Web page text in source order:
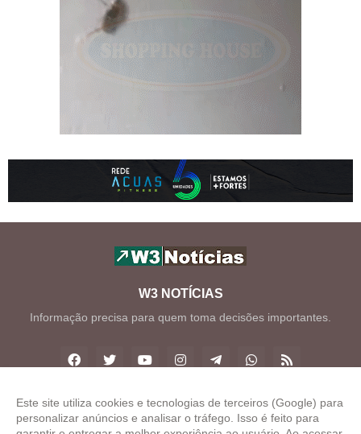
W3 NOTÍCIAS
Informação precisa para quem toma decisões importantes.
Copyright ©2026W3 Notícias
Este site utiliza cookies e tecnologias de terceiros (Google) para
personalizar anúncios e analisar o tráfego. Isso é feito para